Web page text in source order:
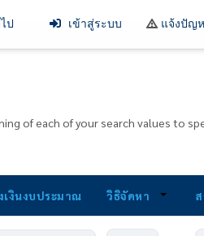
ป เข้าสู่ระบบ แจ้งปัญ
of each of your search values to
เงินงบประมาณ วิธิจัดหา